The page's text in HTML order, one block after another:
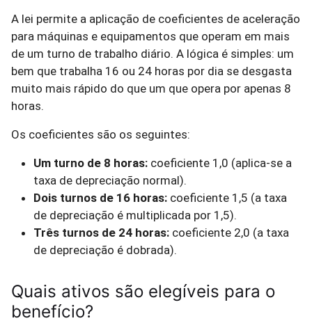
A lei permite a aplicação de coeficientes de aceleração
para máquinas e equipamentos que operam em mais
de um turno de trabalho diário. A lógica é simples: um
bem que trabalha 16 ou 24 horas por dia se desgasta
muito mais rápido do que um que opera por apenas 8
horas.
Os coeficientes são os seguintes:
Um turno de 8 horas: coeficiente 1,0 (aplica-se a
taxa de depreciação normal).
Dois turnos de 16 horas: coeficiente 1,5 (a taxa
de depreciação é multiplicada por 1,5).
Três turnos de 24 horas: coeficiente 2,0 (a taxa
de depreciação é dobrada).
Quais ativos são elegíveis para o
benefício?